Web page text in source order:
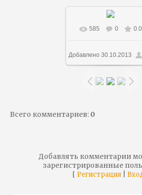
В реальном
1000x731/ 306.1Kb
585 0 0.0
Добавлено 30.10.2013
Всего комментариев: 0
Добавлять комментарии
зарегистрированные
[ Регистрация